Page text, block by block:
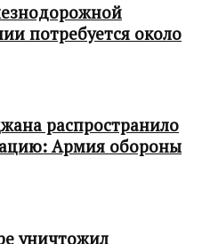
потребуется около
распространило
Армия обороны
уничтожил